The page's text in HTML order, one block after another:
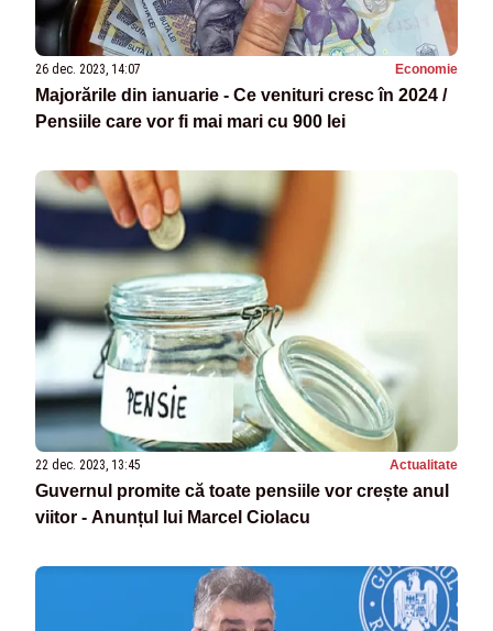
26 dec. 2023, 14:07 Economie
Majorările din ianuarie - Ce venituri cresc în 2024 /
Pensiile care vor fi mai mari cu 900 lei
22 dec. 2023, 13:45 Actualitate
Guvernul promite că toate pensiile vor crește anul
viitor - Anunțul lui Marcel Ciolacu